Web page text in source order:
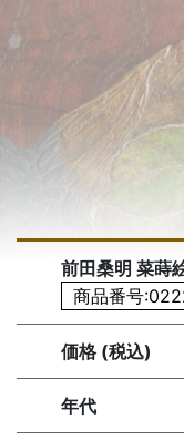
前田桑明 菜
商品番号
価格 (税込)
年代